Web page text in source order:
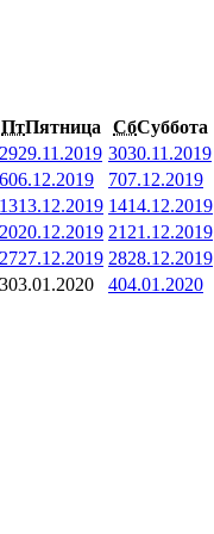
ПтПятница СбСуббота
2929.11.2019 3030.11.2019
606.12.2019 707.12.2019
1313.12.2019 1414.12.2019
2020.12.2019 21 21.12.2019
2727.12.2019 2828.12.2019
303.01.2020 404.01.2020